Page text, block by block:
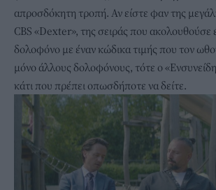
απροσδόκητη τροπή. Αν είστε φαν της
CBS «Dexter», της σειράς που ακολουθούσε
δολοφόνο με έναν κώδικα τιμής που τον
μόνο άλλους δολοφόνους, τότε ο
κάτι που πρέπει οπωσδήποτε να δείτε.